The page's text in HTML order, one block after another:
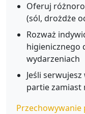
Oferuj
(sól, drożdże
Rozważ
higienicznego
wydarzeniach
Jeśli
partie zamiast